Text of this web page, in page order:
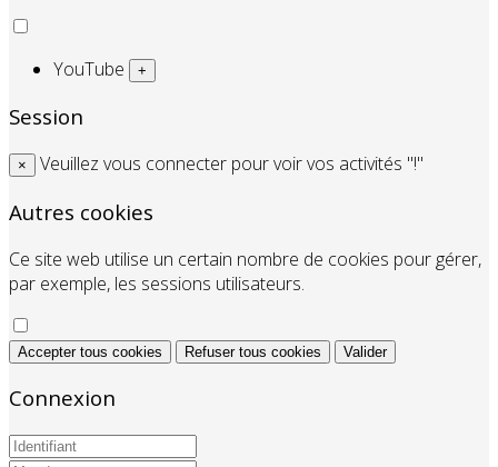
YouTube +
Session
× Veuillez vous connecter pour voir vos activités "!"
Autres cookies
Ce site web utilise un certain nombre de cookies pour gérer,
par exemple, les sessions utilisateurs.
Accepter tous cookies Refuser tous cookies Valider
Connexion